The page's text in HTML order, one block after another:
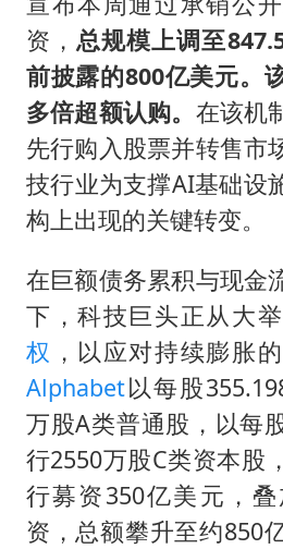
因凡蒂
FIFA官
人贩子“
资，总规模上调至
前披露的800亿美元。
多倍超额认购。 在该机
先行购入股票并转售市
技行业为支撑AI基础设
构上出现的关键转变。
在巨额债务累积与现金
下，科技巨头正从大
权 ，以应对持续膨胀
Alphabet以每股
万股A类普通股，以每
行2550万股C类资本股
行募资350亿美元，
资，总额攀升至约850